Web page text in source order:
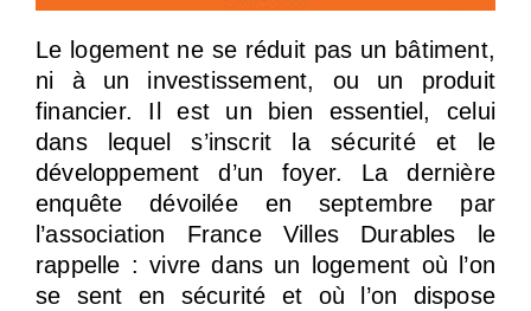
Le logement ne se réduit pas un bâtiment,
ni à un investissement, ou un produit
financier. Il est un bien essentiel, celui
dans lequel s’inscrit la sécurité et le
développement d’un foyer. La dernière
enquête dévoilée en septembre par
l’association France Villes Durables le
rappelle : vivre dans un logement où l’on
se sent en sécurité et où l’on dispose